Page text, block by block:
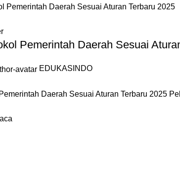
Pemerintah Daerah Sesuai
EDUKASINDO
Daerah Sesuai Aturan Terbaru 2025